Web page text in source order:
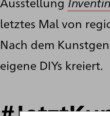
letztes Mal von
Nach dem
eigene DIYs kreiert.